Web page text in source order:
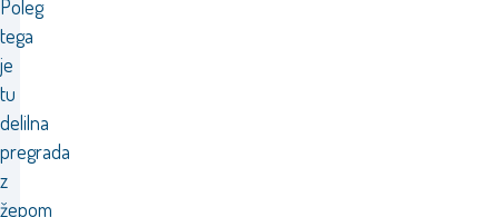
Poleg
tega
je
tu
delilna
pregrada
z
žepom